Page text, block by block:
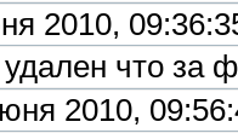
2010,
что за
2010,